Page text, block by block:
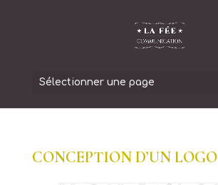
Sélectionner une page
CONCEPTION D’UN LOGO